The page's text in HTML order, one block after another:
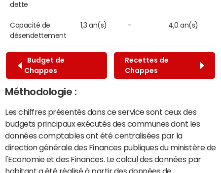
dette
Capacité de
désendettement
1,3 an(s) - 4,0 an(s)
Budget de
Chappes
Recettes de
Chappes
Méthodologie :
Les chiffres présentés dans ce service sont ceux des
budgets principaux exécutés des communes dont les
données comptables ont été centralisées par la
direction générale des Finances publiques du ministère de
l'Economie et des Finances. Le calcul des données par
habitant a été réalisé à partir des données de